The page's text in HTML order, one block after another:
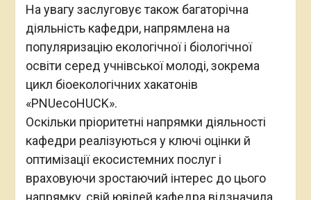
На увагу заслуговує також багаторічна
діяльність кафедри, напрямлена на
популяризацію екологічної і біологічної
освіти серед учнівської молоді, зокрема
цикл біоекологічних хакатонів
«PNUecoHUCK».
Оскільки пріоритетні напрямки діяльності
кафедри реалізуються у ключі оцінки й
оптимізації екосистемних послуг і
враховуючи зростаючий інтерес до цього
напрямку, свій ювілей кафедра відзначила